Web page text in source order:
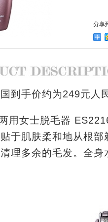
分享
到手价约为249元人
用女士脱毛器
于肌肤柔和地从根
理多余的毛发。全